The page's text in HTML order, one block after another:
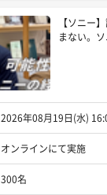
【ソニー
まない。ソ
2026年08月19日(水)
オンラインにて実施
300名